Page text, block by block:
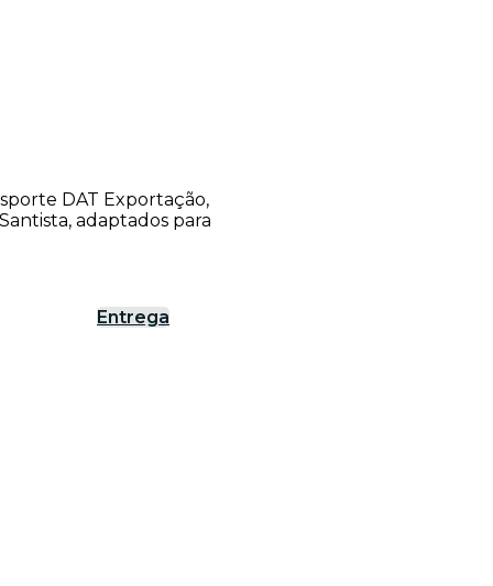
DAT Exportação,
adaptados para
Entrega